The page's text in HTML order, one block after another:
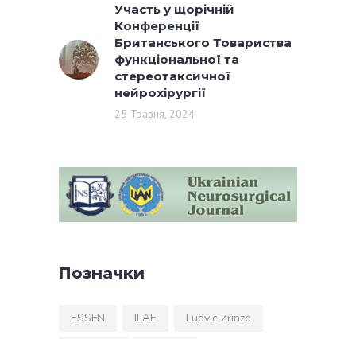
Участь у щорічній
Конференції
Британського Товариства
функціональної та
стереотаксичної
нейрохірургії
25 Травня, 2024
Позначки
ESSFN ILAE Ludvic Zrinzo